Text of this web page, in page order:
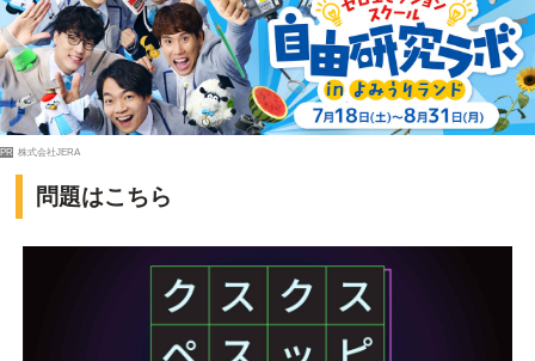
PR 株式会社JERA
問題はこちら